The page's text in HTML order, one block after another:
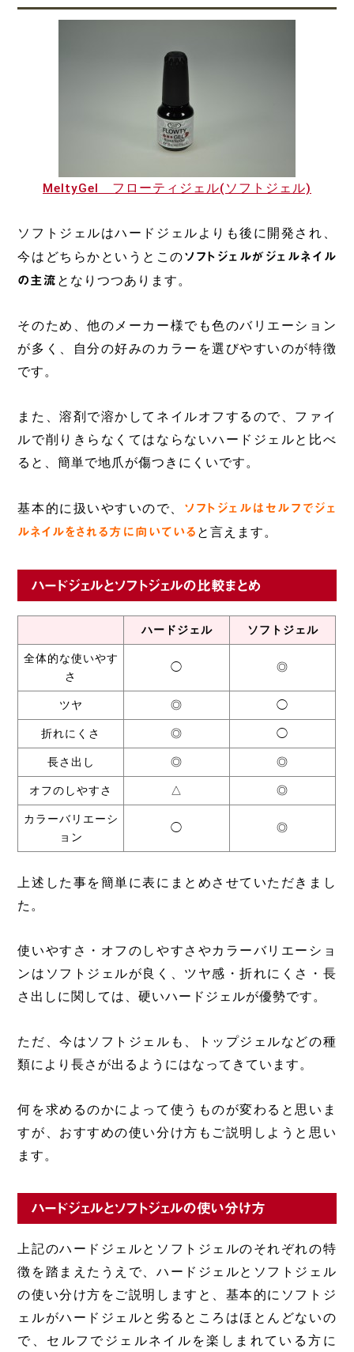
MeltyGel フローティジェル(ソフトジェル)
ソフトジェルはハードジェルよりも後に開発され、
今はどちらかというとこのソフトジェルがジェルネイル
の主流 となりつつあります。
そのため、他のメーカー様でも色のバリエーション
が多く、自分の好みのカラーを選びやすいのが特徴
です。
また、溶剤で溶かしてネイルオフするので、ファイ
ルで削りきらなくてはならないハードジェルと比べ
ると、簡単で地爪が傷つきにくいです。
基本的に扱いやすいので、 ソフトジェルは セルフでジェ
ルネイルをされる方に向いている と言えます。
ハードジェルとソフトジェルの比較まとめ
ハードジェル ソフトジェル
全体的な使いやす
さ
◯ ◎
ツヤ ◎ ◯
折れにくさ ◎ ◯
長さ出し ◎ ◎
オフのしやすさ △ ◎
カラーバリエーシ
ョン
◯ ◎
上述した事を簡単に表にまとめさせていただきまし
た。
使いやすさ・オフのしやすさやカラーバリエーショ
ンはソフトジェルが良く、ツヤ感・折れにくさ・長
さ出しに関しては、硬いハードジェルが優勢です。
ただ、今はソフトジェルも、トップジェルなどの種
類により長さが出るようにはなってきています。
何を求めるのかによって使うものが変わると思いま
すが、おすすめの使い分け方もご説明しようと思い
ます。
ハードジェルとソフトジェルの使い分け方
上記のハードジェルとソフトジェルのそれぞれの特
徴を踏まえたうえで、ハードジェルとソフトジェル
の使い分け方をご説明しますと、基本的にソフトジ
ェルがハードジェルと劣るところはほとんどないの
で、セルフでジェルネイルを楽しまれている方に